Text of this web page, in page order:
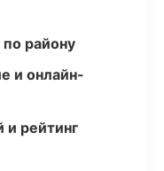
по району
и онлайн-
и рейтинг